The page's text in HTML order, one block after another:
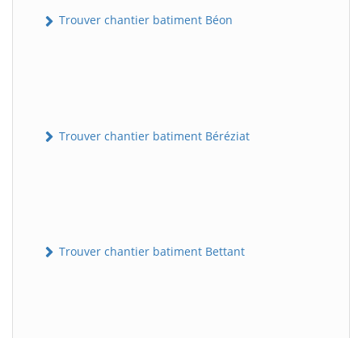
Trouver chantier batiment Béon
Trouver chantier batiment Béréziat
Trouver chantier batiment Bettant